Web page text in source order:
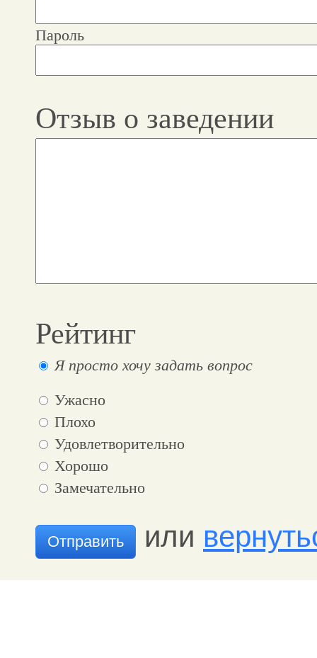
Пароль
Отзыв о заведении
Рейтинг
Я просто хочу задать вопрос
Ужасно
Плохо
Удовлетворительно
Хорошо
Замечательно
Отправить или